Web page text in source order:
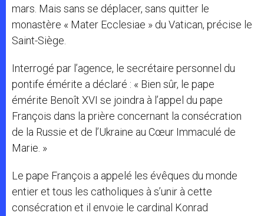
mars. Mais sans se déplacer, sans quitter le
monastère « Mater Ecclesiae » du Vatican, précise le
Saint-Siège.
Interrogé par l’agence, le secrétaire personnel du
pontife émérite a déclaré : « Bien sûr, le pape
émérite Benoît XVI se joindra à l’appel du pape
François dans la prière concernant la consécration
de la Russie et de l’Ukraine au Cœur Immaculé de
Marie. »
Le pape François a appelé les évêques du monde
entier et tous les catholiques à s’unir à cette
consécration et il envoie le cardinal Konrad